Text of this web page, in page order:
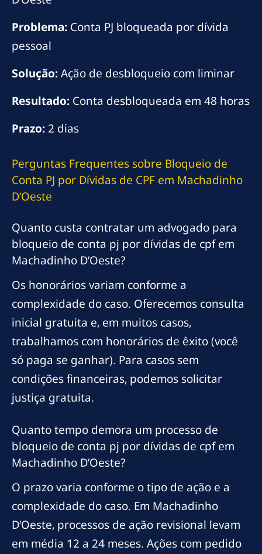
Problema: Conta PJ bloqueada por dívida
pessoal
Solução:Ação de desbloqueio com liminar
Resultado: Conta desbloqueada em 48 horas
Prazo: 2 dias
Perguntas Frequentes sobre Bloqueio de
Conta PJ por Dívidas de CPF em Machadinho
D’Oeste
Quanto custa contratar um advogado para
bloqueio de conta pj por dívidas de cpf em
Machadinho D’Oeste?
Os honorários variam conforme a
complexidade do caso. Oferecemos consulta
inicial gratuita e, em muitos casos,
trabalhamos com honorários de êxito (você
só paga se ganhar). Para casos sem
condições financeiras, podemos solicitar
justiça gratuita.
Quanto tempo demora um processo de
bloqueio de conta pj por dívidas de cpf em
Machadinho D’Oeste?
O prazo varia conforme o tipo de ação e a
complexidade do caso. Em Machadinho
D’Oeste, processos de ação revisional levam
em média 12 a 24 meses. Ações com pedido